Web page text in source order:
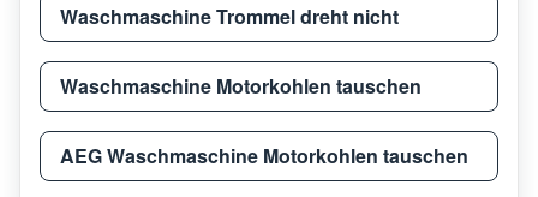
Waschmaschine Trommel dreht nicht
Waschmaschine Motorkohlen tauschen
AEG Waschmaschine Motorkohlen tauschen